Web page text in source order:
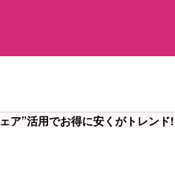
ア”活用でお得に安くがトレンド!